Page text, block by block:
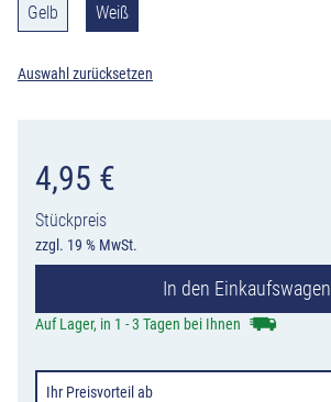
Gelb Weiß
Auswahl zurücksetzen
4,95 €
Stückpreis
zzgl. 19 % MwSt.
In den Einkaufswagen
Auf Lager, in 1 - 3 Tagen bei Ihnen
Ihr Preisvorteil ab